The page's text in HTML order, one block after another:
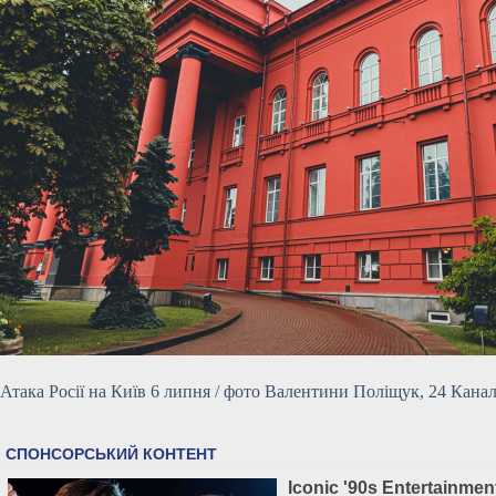
Атака Росії на Київ 6 липня / фото Валентини Поліщук, 24 Канал